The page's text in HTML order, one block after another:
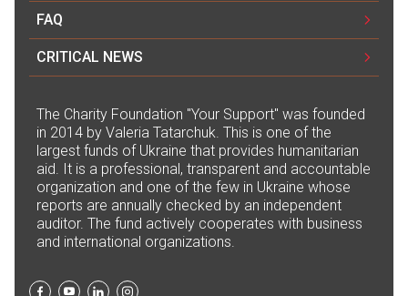
FAQ
CRITICAL NEWS
The Сharity Foundation "Your Support" was founded
in 2014 by Valeria Tatarchuk. This is one of the
largest funds of Ukraine that provides humanitarian
aid. It is a professional, transparent and accountable
organization and one of the few in Ukraine whose
reports are annually checked by an independent
auditor. The fund actively cooperates with business
and international organizations.